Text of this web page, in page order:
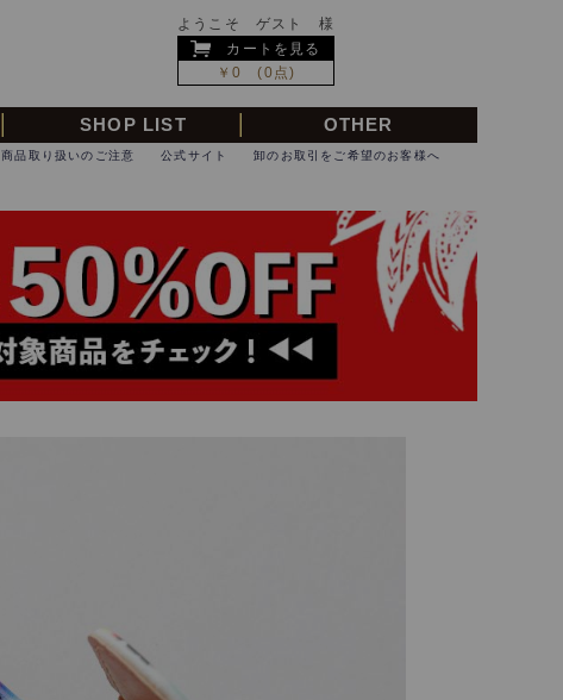
ようこそ ゲスト 様
カートを見る
￥0 (0点)
SHOP LIST OTHER
卸のお取引をご希望のお客様へ
公式サイト
商品取り扱いのご注意